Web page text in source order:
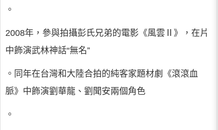
。
2008年，參與拍攝彭氏兄弟的電影《風雲Ⅱ》，在片
中飾演武林神話“無名”
。同年在台灣和大陸合拍的純客家題材劇《滾滾血
脈》中飾演劉華龍、劉聞安兩個角色
。